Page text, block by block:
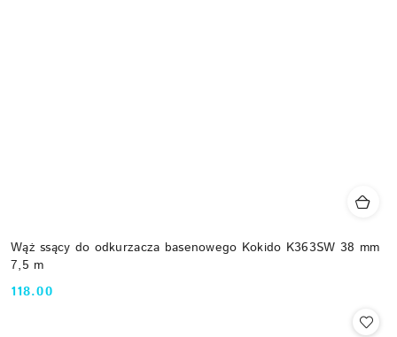
Wąż ssący do odkurzacza basenowego Kokido K363SW 38 mm
7,5 m
Cena:
118.00